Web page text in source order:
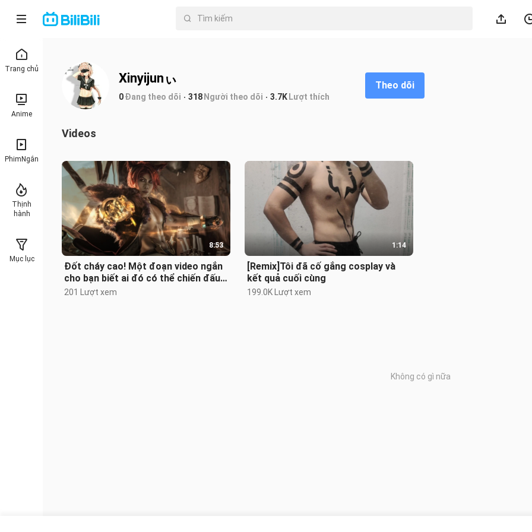
Trang chủ
Anime
PhimNgắn
Thịnh
hành
Mục lục
Xinyijunぃ
0Đang theo dõi 318 Người theo dõi 3.7K Lượt thích
Theo dõi
Videos
8:53
Đốt cháy cao! Một đoạn video ngắn
cho bạn biết ai đó có thể chiến đấu
vì vũ trụ đến mức nào
201 Lượt xem
1:14
[Remix]Tôi đã cố gắng cosplay và
kết quả cuối cùng
199.0K Lượt xem
Không có gì nữa